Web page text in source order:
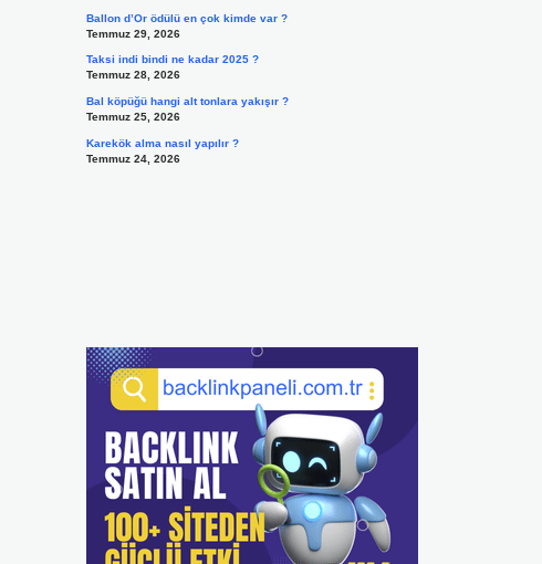
Ballon d’Or ödülü en çok kimde var ?
Temmuz 29, 2026
Taksi indi bindi ne kadar 2025 ?
Temmuz 28, 2026
Bal köpüğü hangi alt tonlara yakışır ?
Temmuz 25, 2026
Karekök alma nasıl yapılır ?
Temmuz 24, 2026